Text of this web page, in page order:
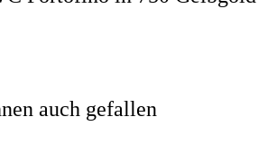
auch gefallen